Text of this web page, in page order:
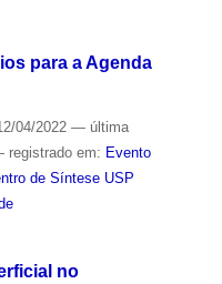
para a Agenda
04/2022 — última
registrado em: Evento
de Síntese USP
no